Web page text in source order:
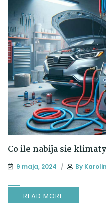
Co ile nabija sie
9 maja, 2024 By
READ MORE